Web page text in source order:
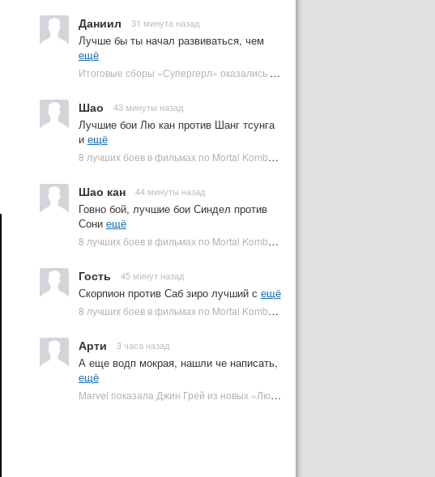
Даниил 31 минута назад
Лучше бы ты начал развиваться, чем
ещё
Итоговые сборы «Супергерл» оказались худшими для DC за два десятилетия | Plugged In Ru
Шао 43 минуты назад
Лучшие бои Лю кан против Шанг тсунга
и ещё
8 лучших боев в фильмах по Mortal Kombat: от «Смертельной битвы» до «Мортал Комбат 2» | Plugged In Ru
Шао кан 44 минуты назад
Говно бой, лучшие бои Синдел против
Сони ещё
8 лучших боев в фильмах по Mortal Kombat: от «Смертельной битвы» до «Мортал Комбат 2» | Plugged In Ru
Гость 45 минут назад
Скорпион против Саб зиро лучший с ещё
8 лучших боев в фильмах по Mortal Kombat: от «Смертельной битвы» до «Мортал Комбат 2» | Plugged In Ru
Арти 3 часа назад
А еще водп мокрая, нашли че написать,
ещё
Marvel показала Джин Грей из новых «Людей Икс» | Plugged In Ru